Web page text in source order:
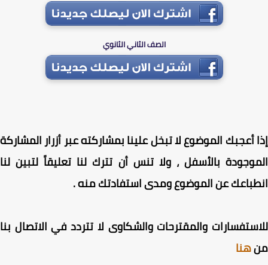
الصف الثاني الثانوي
أعجبك الموضوع لا تبخل علينا بمشاركته عبر أزرار المشاركة
بالأسفل ، ولا تنس أن تترك لنا تعليقاً لتبين لنا
عن الموضوع ومدى استفادتك منه .
والمقترحات والشكاوى لا تتردد في الاتصال بنا
هنا